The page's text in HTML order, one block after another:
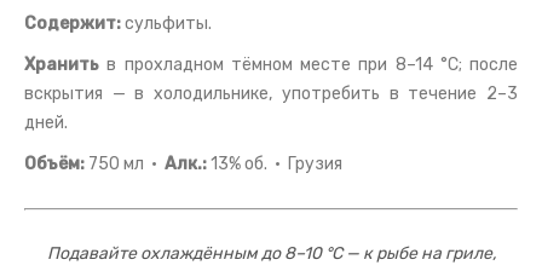
Содержит:сульфиты.
Хранить в прохладном тёмном месте при 8–14 °C; после
вскрытия — в холодильнике, употребить в течение 2–3
дней.
Объём: 750 мл · Алк.:13% об. · Грузия
Подавайте охлаждённым до 8–10 °C — к рыбе на гриле,